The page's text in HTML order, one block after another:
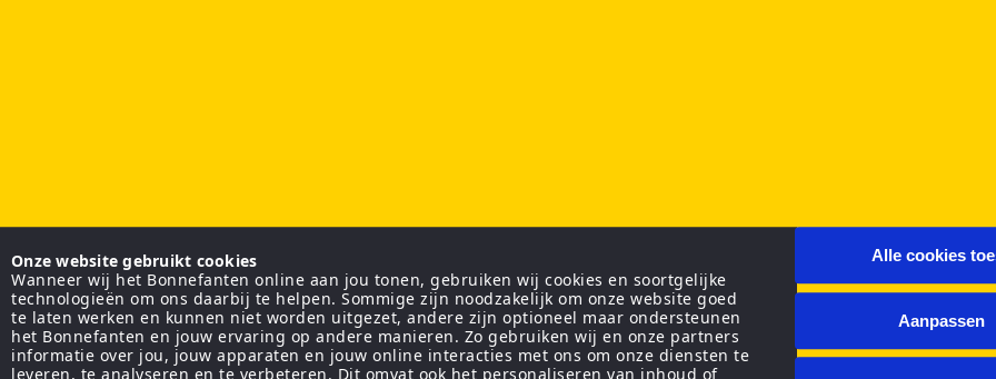
Onze website gebruikt cookies
Wanneer wij het Bonnefanten online aan jou tonen, gebruiken wij cookies en soortgelijke
technologieën om ons daarbij te helpen. Sommige zijn noodzakelijk om onze website goed
te laten werken en kunnen niet worden uitgezet, andere zijn optioneel maar ondersteunen
het Bonnefanten en jouw ervaring op andere manieren. Zo gebruiken wij en onze partners
informatie over jou, jouw apparaten en jouw online interacties met ons om onze diensten te
leveren, te analyseren en te verbeteren. Dit omvat ook het personaliseren van inhoud of
Alle cookies
Aanpassen